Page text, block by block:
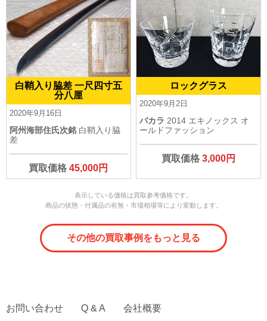
白鞘入り脇差 一尺四寸五
分八厘
2020年9月16日
阿州海部住氏次銘 白鞘入り脇
差
買取価格45,000円
ロックグラス
2020年9月2日
バカラ 2014 エキノックス オ
ールドファッション
買取価格3,000円
表示している価格は買取参考価格です。
商品の状態・付属品の有無・市場相場等により変動します。
その他の買取事例をもっと見る
お問い合わせ Q & A 会社概要